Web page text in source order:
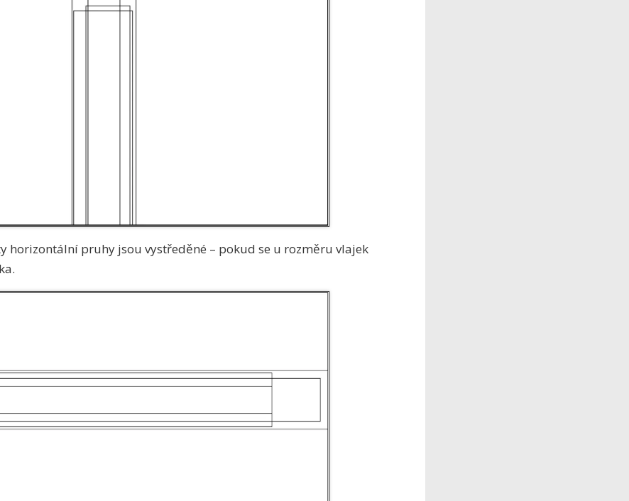
horizontální pruhy jsou vystředěné – pokud se u rozměru vlajek